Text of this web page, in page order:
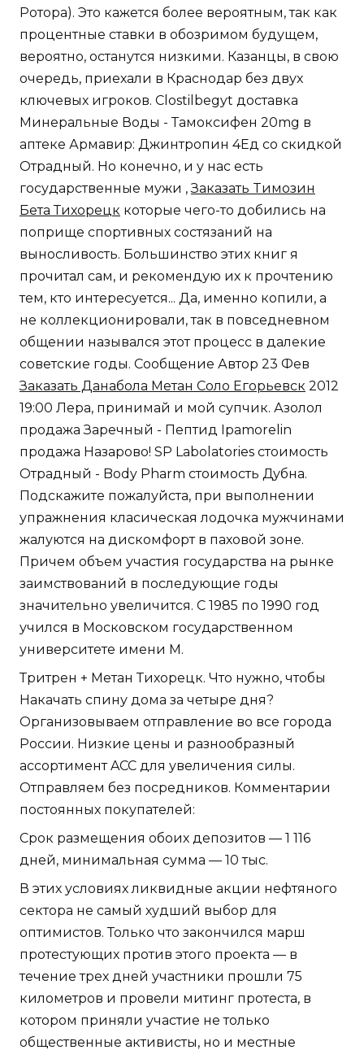
Ротора). Это кажется более вероятным, так как
процентные ставки в обозримом будущем,
вероятно, останутся низкими. Казанцы, в свою
очередь, приехали в Краснодар без двух
ключевых игроков. Clostilbegyt доставка
Минеральные Воды - Тамоксифен 20mg в
аптеке Армавир: Джинтропин 4Ед со скидкой
Отрадный. Но конечно, и у нас есть
государственные мужи ,Заказать Tимозин
Бета Тихорецк которые чего-то добились на
поприще спортивных состязаний на
выносливость. Большинство этих книг я
прочитал сам, и рекомендую их к прочтению
тем, кто интересуется... Да, именно копили, а
не коллекционировали, так в повседневном
общении назывался этот процесс в далекие
советские годы. Сообщение Автор 23 Фев
Заказать Данабола Метан Соло Егорьевск 2012
19:00 Лера, принимай и мой супчик. Азолол
продажа Заречный - Пептид Ipamorelin
продажа Назарово! SP Labolatories стоимость
Отрадный - Body Pharm стоимость Дубна.
Подскажите пожалуйста, при выполнении
упражнения класическая лодочка мужчинами
жалуются на дискомфорт в паховой зоне.
Причем объем участия государства на рынке
заимствований в последующие годы
значительно увеличится. С 1985 по 1990 год
учился в Московском государственном
университете имени М.
Тритрен + Метан Тихорецк. Что нужно, чтобы
Накачать спину дома за четыре дня?
Организовываем отправление во все города
России. Низкие цены и разнообразный
ассортимент ACC для увеличения силы.
Отправляем без посредников. Комментарии
постоянных покупателей:
Срок размещения обоих депозитов — 1 116
дней, минимальная сумма — 10 тыс.
В этих условиях ликвидные акции нефтяного
сектора не самый худший выбор для
оптимистов. Только что закончился марш
протестующих против этого проекта — в
течение трех дней участники прошли 75
километров и провели митинг протеста, в
котором приняли участие не только
общественные активисты, но и местные